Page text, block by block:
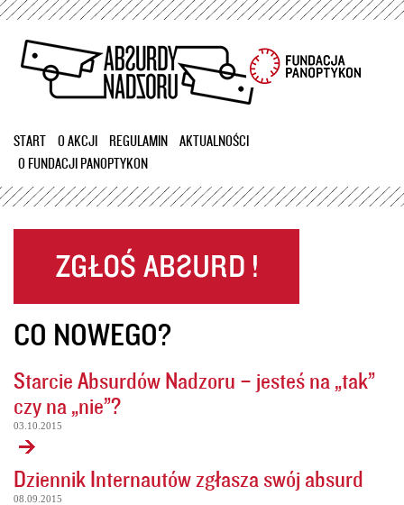
Przejdź
treści
START O AKCJI REGULAMIN
AKTUALNOŚCI
O FUNDACJI PANOPTYKON
CO NOWEGO?
Starcie Absurdów Nadzoru – jesteś na „tak”
czy na „nie”?
03.10.2015
Dziennik Internautów zgłasza swój absurd
08.09.2015